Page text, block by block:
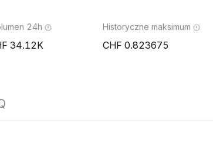
24h
34.12K
Historyczne maksimum
0.823675